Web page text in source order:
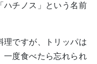
ハチノス」という名前
ですが、トリッパは
一度食べたら忘れられ